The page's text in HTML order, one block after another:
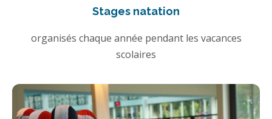
Stages natation
organisés chaque année pendant les vacances
scolaires